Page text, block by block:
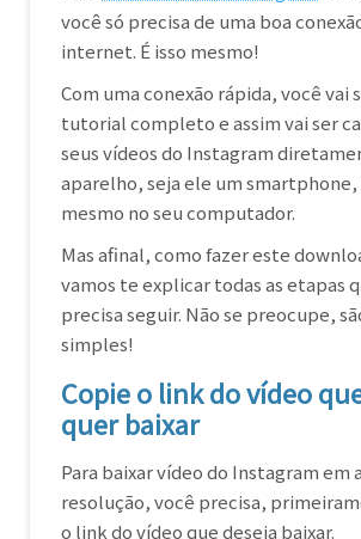
você só precisa de uma boa
internet. É isso mesmo!
Com uma conexão rápida, você vai
tutorial completo e assim vai ser
seus vídeos do Instagram
aparelho, seja ele um
mesmo no seu computador.
Mas afinal, como fazer este
vamos te explicar todas as etapas
precisa seguir. Não se preocupe,
simples!
Copie o link do vídeo
quer baixar
Para baixar vídeo do Instagram em
resolução, você precisa,
o link do vídeo que deseja baixar.